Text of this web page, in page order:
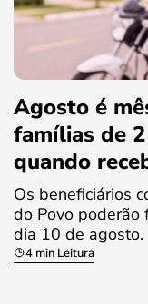
Agosto é
famílias de
quando
Os beneficiários
do Povo poderão
dia 10 de agosto.
4 min Leitura